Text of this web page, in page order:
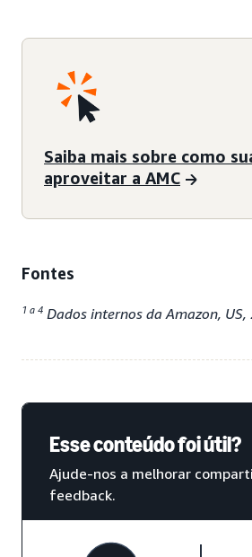
Saiba mais sobre como
aproveitar a AMC
Fontes
1 a 4 Dados internos da Amazon, US,
Esse conteúdo foi útil?
Ajude-nos a melhorar
feedback.